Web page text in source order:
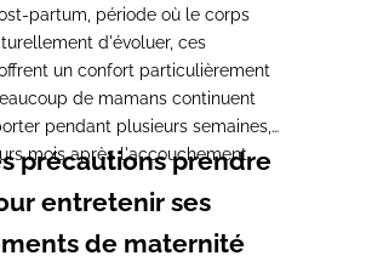
partum, période où le corps
d'évoluer, ces
un confort particulièrement
de mamans continuent
pendant plusieurs semaines,
mois après l'accouchement.
précautions prendre
entretenir ses
de maternité